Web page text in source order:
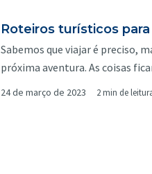
Roteiros turísticos
24 de março de 2023 2 min de
Sabemos que viajar é preciso,
próxima aventura. As coisas